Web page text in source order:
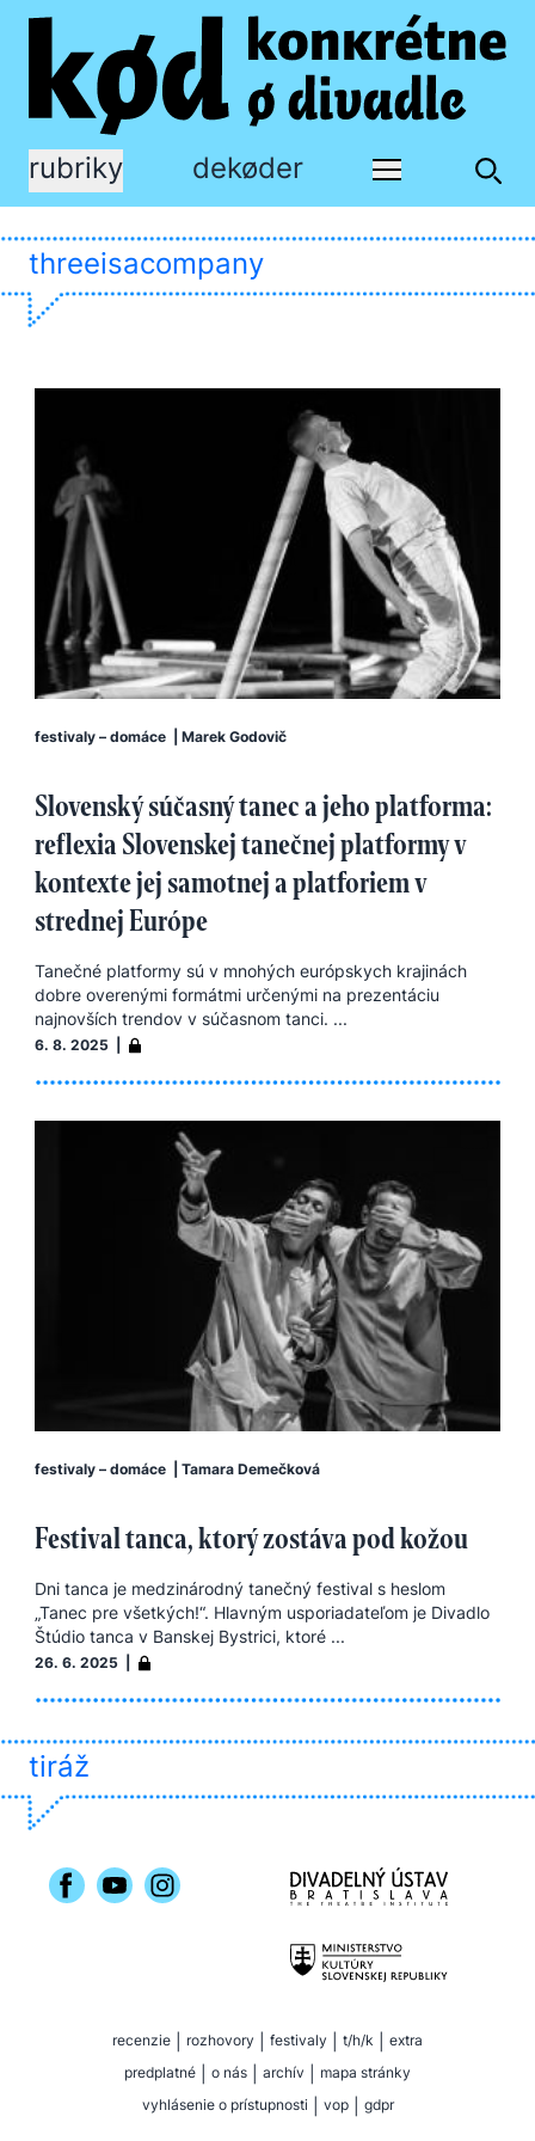
rubriky dekøder
threeisacompany
festivaly – domáce Marek Godovič
Slovenský súčasný tanec a jeho platforma:
reflexia Slovenskej tanečnej platformy v
kontexte jej samotnej a platforiem v
strednej Európe
Tanečné platformy sú v mnohých európskych krajinách
dobre overenými formátmi určenými na prezentáciu
najnovších trendov v súčasnom tanci. ...
6. 8. 2025 |
festivaly – domáce Tamara Demečková
Festival tanca, ktorý zostáva pod kožou
Dni tanca je medzinárodný tanečný festival s heslom
„Tanec pre všetkých!“. Hlavným usporiadateľom je Divadlo
Štúdio tanca v Banskej Bystrici, ktoré ...
26. 6. 2025 |
tiráž
recenzie rozhovory festivaly t/h/k
extra
predplatné
o nás archív
mapa stránky
vyhlásenie o prístupnosti
vop gdpr